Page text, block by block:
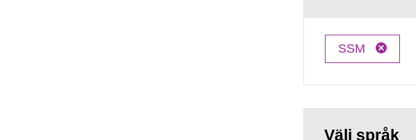
SSM
Välj språk